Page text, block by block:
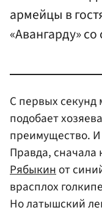
армейцы в
«Авангарду»
С первых секунд
подобает
преимущество. И
Правда, сначала
Рябыкинот
врасплох
Но латышский